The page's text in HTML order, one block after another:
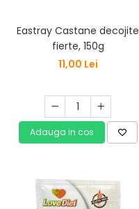
Eastray Castane decojite
fierte, 150g
11,00 Lei
Adauga in cos